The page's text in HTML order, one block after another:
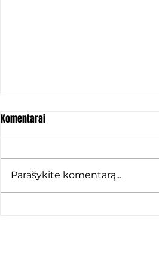
Komentarai
Parašykite komentarą...